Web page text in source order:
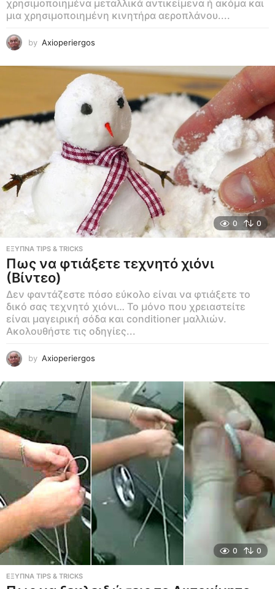
χρησιμοποιημένα μεταλλικά αντικείμενα ή ακόμα και
μια χρησιμοποιημένη κινητήρα αεροπλάνου....
by Axioperiergos
0 0
ΕΞΥΠΝΑ TIPS & TRICKS
Πως να φτιάξετε τεχνητό χιόνι
(Βίντεο)
Δεν φαντάζεστε πόσο εύκολο είναι να φτιάξετε το
δικό σας τεχνητό χιόνι… Το μόνο που χρειαστείτε
είναι μαγειρική σόδα και conditioner μαλλιών.
Ακολουθήστε τις οδηγίες...
by Axioperiergos
0 0
ΕΞΥΠΝΑ TIPS & TRICKS